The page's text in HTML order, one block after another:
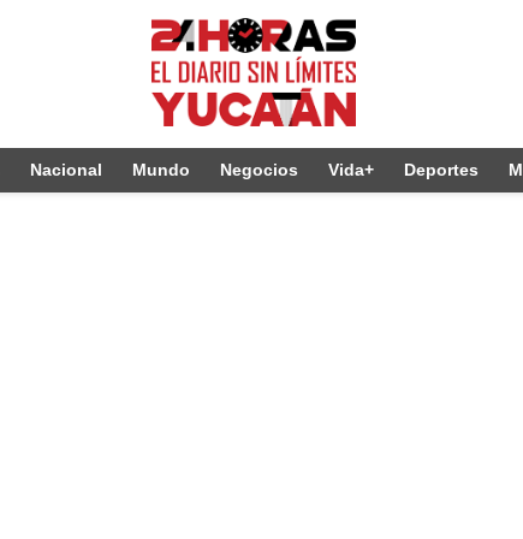
Nacional Mundo Negocios Vida+ Deportes